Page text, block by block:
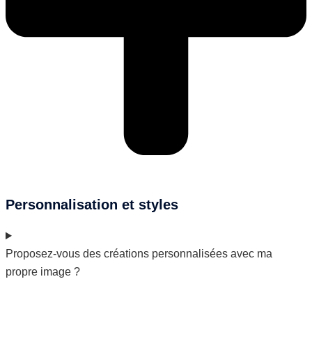
Personnalisation et styles
Proposez-vous des créations personnalisées avec ma
propre image ?